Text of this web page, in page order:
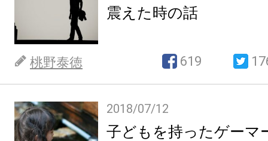
震えた時の話
桃野泰徳 619
2018/07/12
子どもを持ったゲーマ